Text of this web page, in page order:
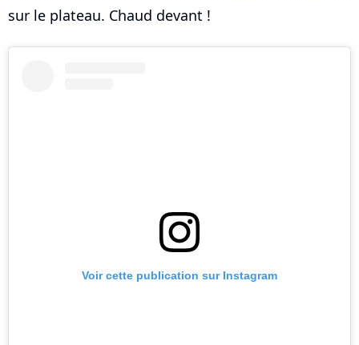
sur le plateau. Chaud devant !
Voir cette publication sur Instagram